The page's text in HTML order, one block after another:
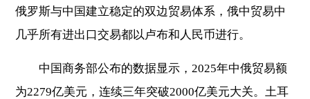
俄罗斯与中国建立稳定的双边贸易体系，俄中贸易中
几乎所有进出口交易都以卢布和人民币进行。
中国商务部公布的数据显示，2025年中俄贸易额
为2279亿美元，连续三年突破2000亿美元大关。土耳